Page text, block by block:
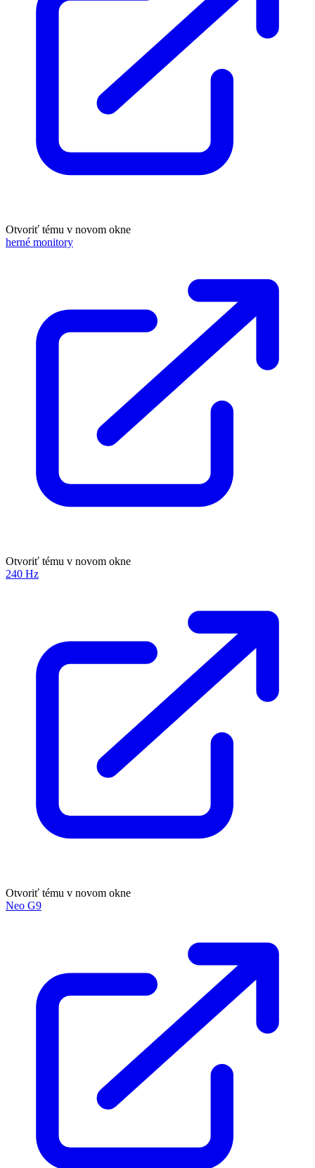
Otvoriť tému v novom okne
herné monitory
Otvoriť tému v novom okne
240 Hz
Otvoriť tému v novom okne
Neo G9